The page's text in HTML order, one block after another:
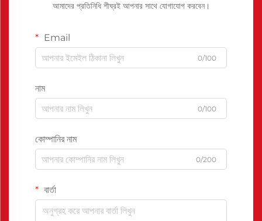
আমাদের প্রতিনিধি শীঘ্রই আপনার সাথে যোগাযোগ করবেন।
Email
0/100
নাম
0/100
কোম্পানির নাম
0/200
বার্তা